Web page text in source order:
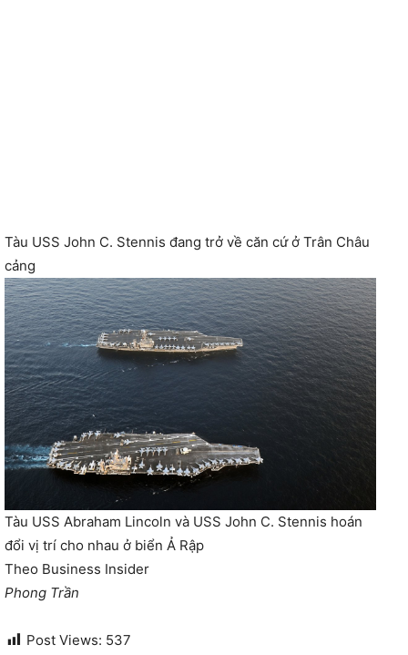
Tàu USS John C. Stennis đang trở về căn cứ ở Trân Châu
cảng
Tàu USS Abraham Lincoln và USS John C. Stennis hoán
đổi vị trí cho nhau ở biển Ả Rập
Theo Business Insider
Phong Trần
Post Views: 537